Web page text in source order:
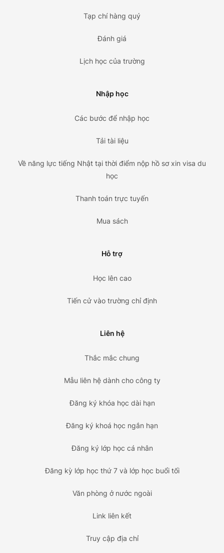
Tạp chí hàng quý
Đánh giá
Lịch học của trường
Nhập học
Các bước để nhập học
Tải tài liệu
Về năng lực tiếng Nhật tại thời điểm nộp hồ sơ xin visa du
học
Thanh toán trực tuyến
Mua sách
Hỗ trợ
Học lên cao
Tiến cử vào trường chỉ định
Liên hệ
Thắc mắc chung
Mẫu liên hệ dành cho công ty
Đăng ký khóa học dài hạn
Đăng ký khoá học ngắn hạn
Đăng ký lớp học cá nhân
Đăng kỳ lớp học thứ 7 và lớp học buổi tối
Văn phòng ở nước ngoài
Link liên kết
Truy cập địa chỉ